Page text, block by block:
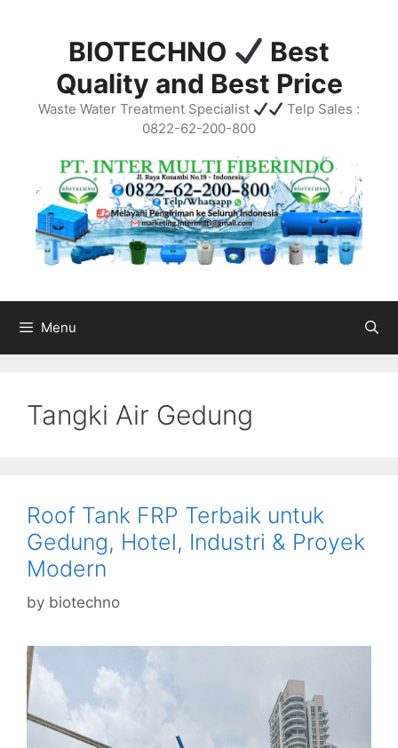
BIOTECHNO
Best
Quality and Best Price
Waste Water Treatment Specialist
Telp Sales :
0822-62-200-800
Menu
Tangki Air Gedung
Roof Tank FRP Terbaik untuk
Gedung, Hotel, Industri & Proyek
Modern
by biotechno